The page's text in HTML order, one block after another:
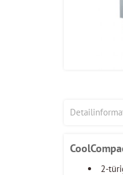
2-